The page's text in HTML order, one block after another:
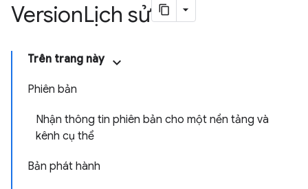
VersionLịch sử
Trên trang này
Phiên bản
Nhận thông tin phiên bản cho một nền tảng và
kênh cụ thể
Bản phát hành